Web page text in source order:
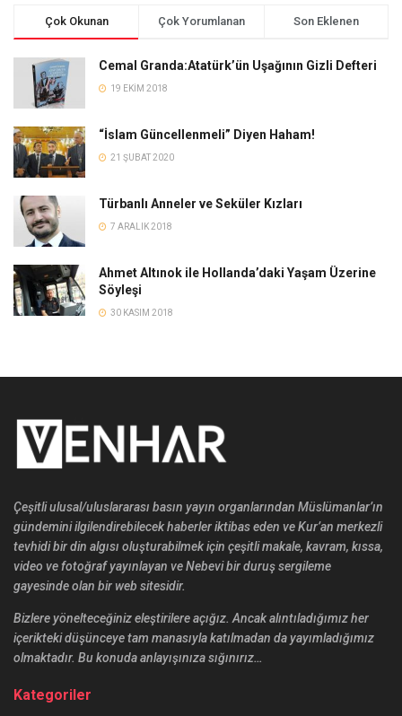
Çok Okunan Çok Yorumlanan Son Eklenen
Cemal Granda:Atatürk’ün Uşağının Gizli Defteri
19 EKIM 2018
“İslam Güncellenmeli” Diyen Haham!
21 ŞUBAT 2020
Türbanlı Anneler ve Seküler Kızları
7 ARALIK 2018
Ahmet Altınok ile Hollanda’daki Yaşam Üzerine
Söyleşi
30 KASIM 2018
Çeşitli ulusal/uluslararası basın yayın organlarından Müslümanlar’ın
gündemini ilgilendirebilecek haberler iktibas eden ve Kur’an merkezli
tevhidi bir din algısı oluşturabilmek için çeşitli makale, kavram, kıssa,
video ve fotoğraf yayınlayan ve Nebevi bir duruş sergileme
gayesinde olan bir web sitesidir.
Bizlere yönelteceğiniz eleştirilere açığız. Ancak alıntıladığımız her
içerikteki düşünceye tam manasıyla katılmadan da yayımladığımız
olmaktadır. Bu konuda anlayışınıza sığınırız…
Kategoriler